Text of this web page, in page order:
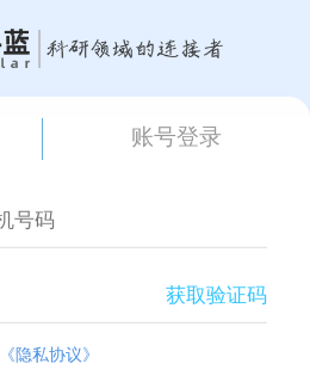
账号登录
获取验证码
《隐私协议》